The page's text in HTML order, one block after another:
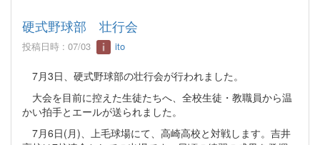
硬式野球部 壮行会
投稿日時 : 07/03 ito
7月3日、硬式野球部の壮行会が行われました。
大会を目前に控えた生徒たちへ、全校生徒・教職員から温
かい拍手とエールが送られました。
7月6日(月)、上毛球場にて、高崎高校と対戦します。吉井